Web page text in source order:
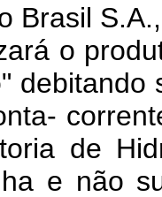
Brasil
o
debitando
de
e não